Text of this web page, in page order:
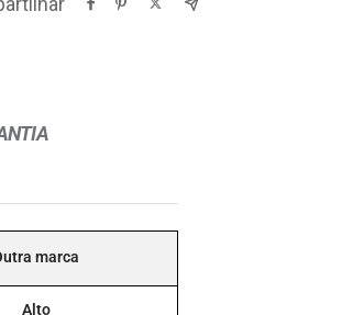
marca
Alto